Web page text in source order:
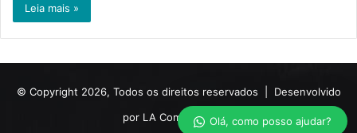
Leia mais »
© Copyright 2026, Todos os direitos reservados | Desenvolvido
por LA Comunicações.Olá, como posso ajudar?